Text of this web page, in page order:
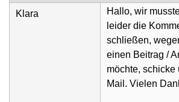
Klara
Hallo, wir
leider die
schließen,
einen Beitrag /
möchte, schicke
Mail. Vielen